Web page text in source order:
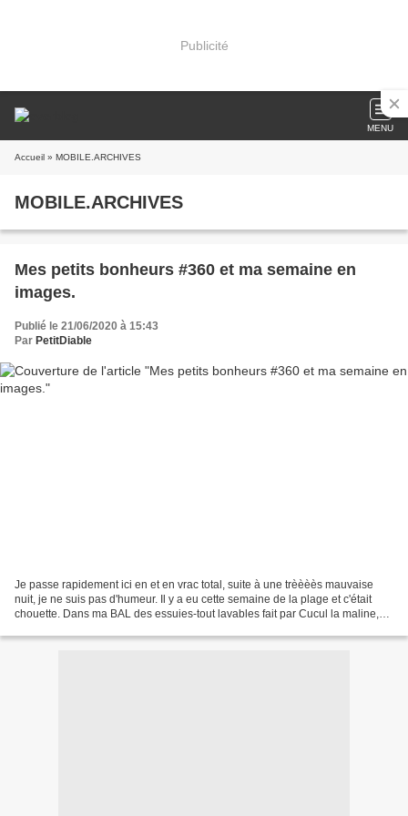
Publicité
MENU
Accueil » MOBILE.ARCHIVES
MOBILE.ARCHIVES
Mes petits bonheurs #360 et ma semaine en
images.
Publié le 21/06/2020 à 15:43
Par PetitDiable
Je passe rapidement ici en et en vrac total, suite à une trèèèès mauvaise
nuit, je ne suis pas d'humeur. Il y a eu cette semaine de la plage et c'était
chouette. Dans ma BAL des essuies-tout lavables fait par Cucul la maline,